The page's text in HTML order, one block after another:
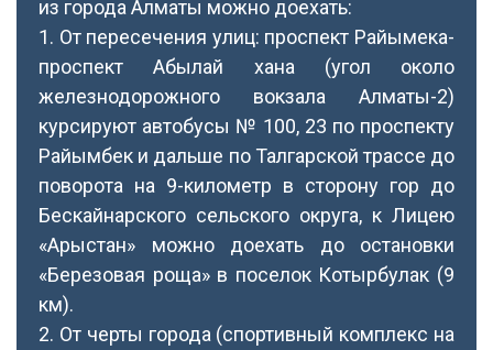
из города Алматы можно доехать:
1. От пересечения улиц: проспект Райымека-
проспект Абылай хана (угол около
железнодорожного вокзала Алматы-2)
курсируют автобусы № 100, 23 по проспекту
Райымбек и дальше по Талгарской трассе до
поворота на 9-километр в сторону гор до
Бескайнарского сельского округа, к Лицею
«Арыстан» можно доехать до остановки
«Березовая роща» в поселок Котырбулак (9
км).
2. От черты города (спортивный комплекс на